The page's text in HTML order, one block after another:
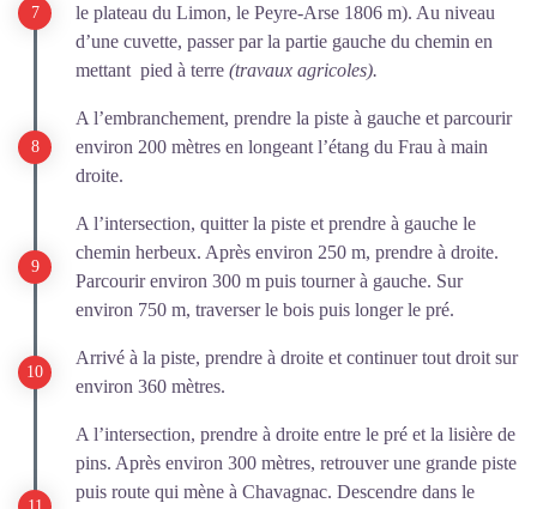
le plateau du Limon, le Peyre-Arse 1806 m). Au niveau
d’une cuvette, passer par la partie gauche du chemin en
mettant pied à terre (travaux agricoles).
A l’embranchement, prendre la piste à gauche et parcourir
environ 200 mètres en longeant l’étang du Frau à main
droite.
A l’intersection, quitter la piste et prendre à gauche le
chemin herbeux. Après environ 250 m, prendre à droite.
Parcourir environ 300 m puis tourner à gauche. Sur
environ 750 m, traverser le bois puis longer le pré.
Arrivé à la piste, prendre à droite et continuer tout droit sur
environ 360 mètres.
A l’intersection, prendre à droite entre le pré et la lisière de
pins. Après environ 300 mètres, retrouver une grande piste
puis route qui mène à Chavagnac. Descendre dans le